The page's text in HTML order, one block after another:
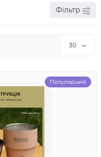
Фільтр
30
Популярний